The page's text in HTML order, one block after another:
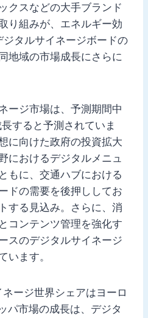
クスなどの大手ブランド
り組みが、エネルギー効
タルサイネージボードの
地域の市場成長にさらに
ージ市場は、予測期間中
すると予測されていま
に向けた政府の投資拡大
におけるデジタルメニュ
もに、交通ハブにおける
ドの需要を後押ししてお
する見込み。さらに、消
コンテンツ管理を強化す
スのデジタルサイネージ
います。
ージ世界シェアはヨーロ
パ市場の成長は、デジタ